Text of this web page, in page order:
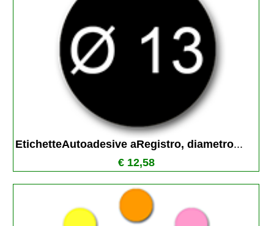
EtichetteAutoadesive aRegistro, diametro...
€ 12,58